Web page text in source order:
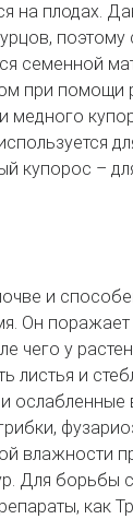
на плодах.
семенной
при помощи
медного
купорос –
и
Он
чего у
листья и
ослабленные
влажности
Для борьбы
как